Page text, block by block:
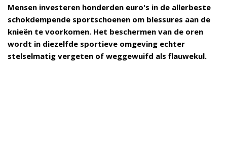
Mensen investeren honderden euro's in de allerbeste
schokdempende sportschoenen om blessures aan de
knieën te voorkomen. Het beschermen van de oren
wordt in diezelfde sportieve omgeving echter
stelselmatig vergeten of weggewuifd als flauwekul.